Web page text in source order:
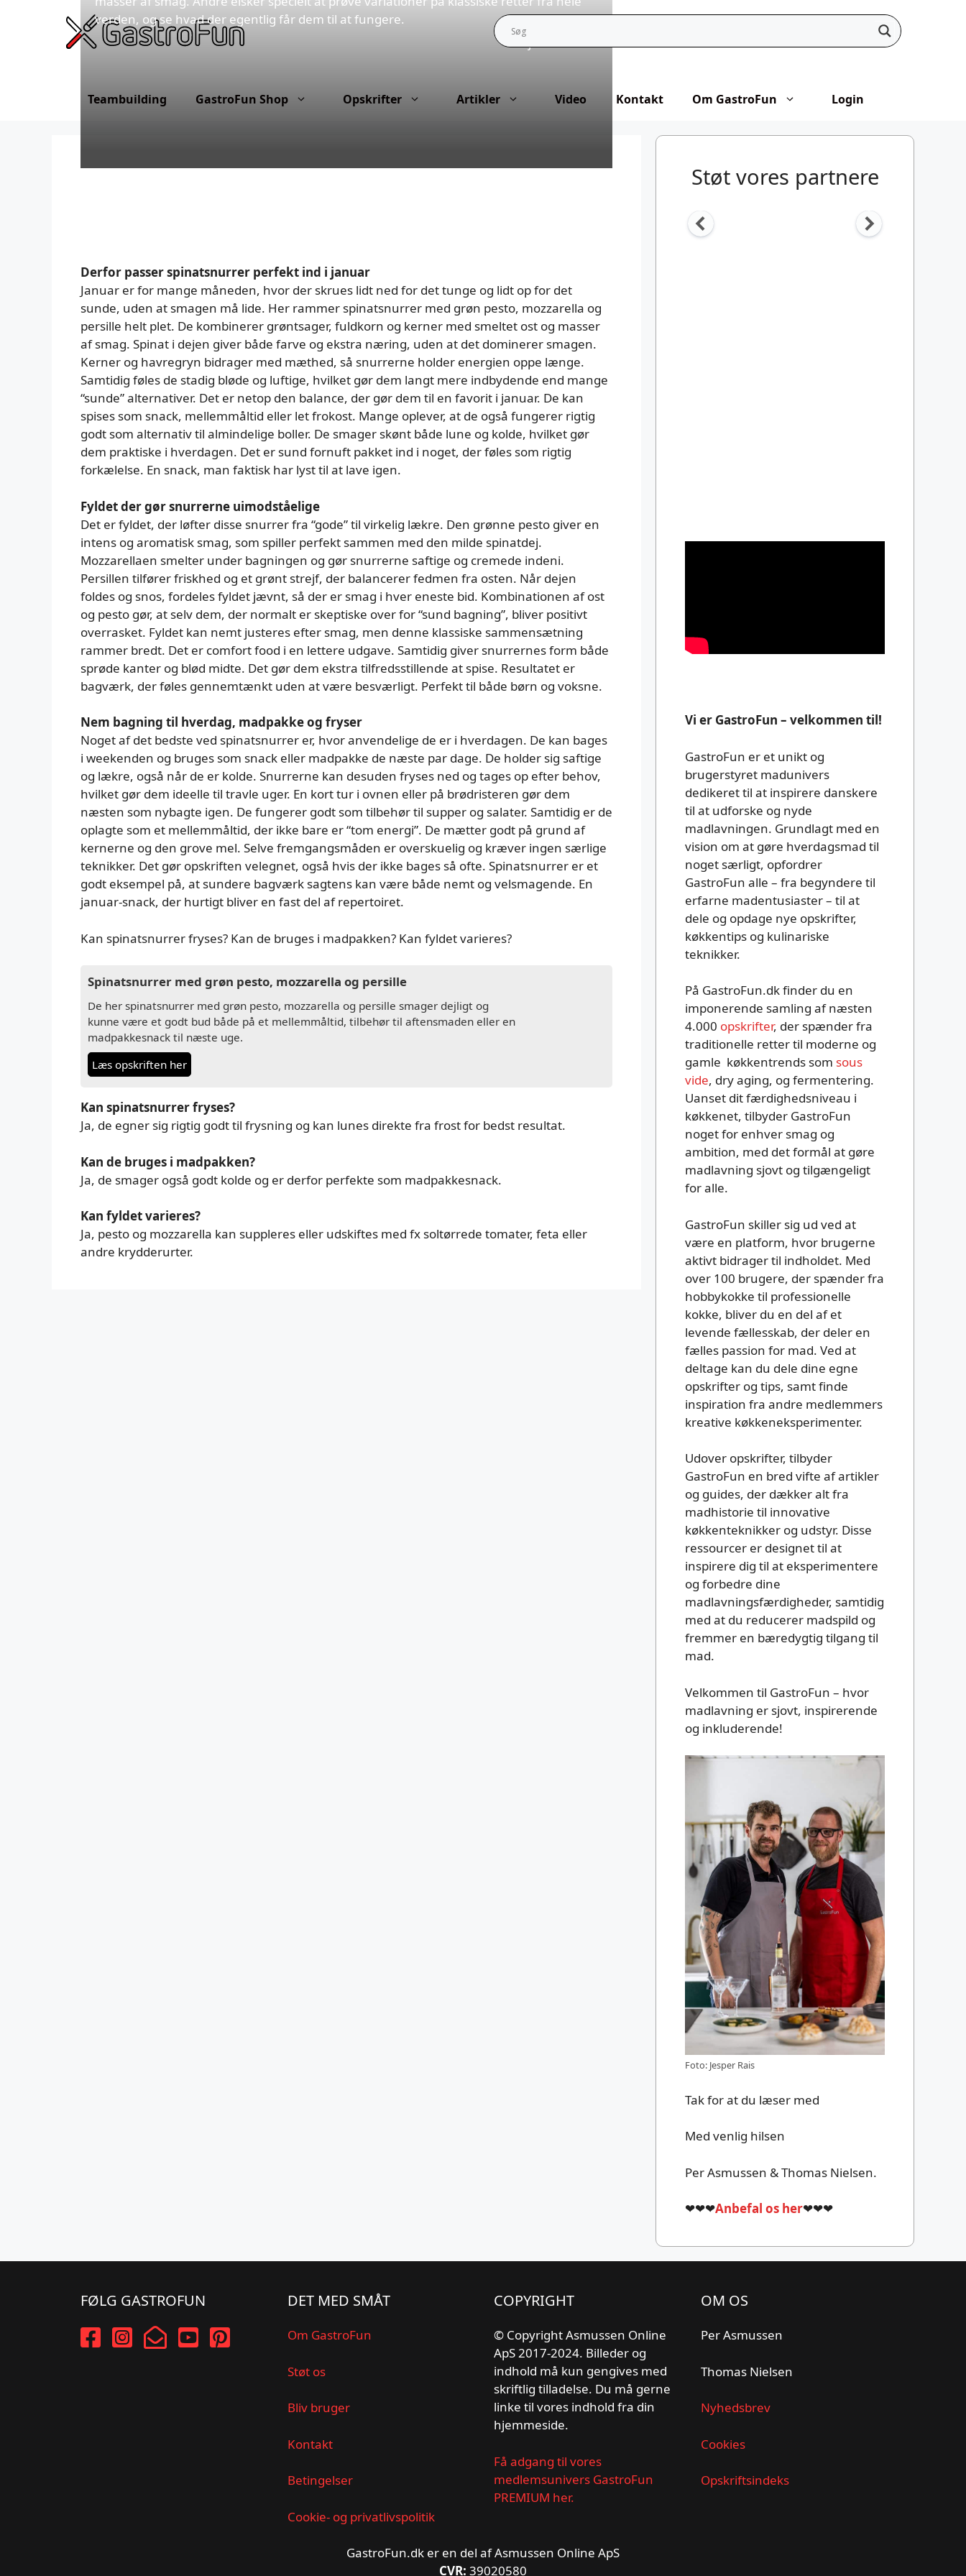
Teambuilding GastroFun Shop Opskrifter Artikler Video Kontakt Om GastroFun Login
verden, og se hvad der egentlig får dem til at fungere.
17. januar 2026
Derfor passer spinatsnurrer perfekt ind i januar
Januar er for mange måneden, hvor der skrues lidt ned for det tunge og lidt op for det
sunde, uden at smagen må lide. Her rammer spinatsnurrer med grøn pesto, mozzarella og
persille helt plet. De kombinerer grøntsager, fuldkorn og kerner med smeltet ost og masser
af smag. Spinat i dejen giver både farve og ekstra næring, uden at det dominerer smagen.
Kerner og havregryn bidrager med mæthed, så snurrerne holder energien oppe længe.
Samtidig føles de stadig bløde og luftige, hvilket gør dem langt mere indbydende end mange
“sunde” alternativer. Det er netop den balance, der gør dem til en favorit i januar. De kan
spises som snack, mellemmåltid eller let frokost. Mange oplever, at de også fungerer rigtig
godt som alternativ til almindelige boller. De smager skønt både lune og kolde, hvilket gør
dem praktiske i hverdagen. Det er sund fornuft pakket ind i noget, der føles som rigtig
forkælelse. En snack, man faktisk har lyst til at lave igen.
Fyldet der gør snurrerne uimodståelige
Det er fyldet, der løfter disse snurrer fra “gode” til virkelig lækre. Den grønne pesto giver en
intens og aromatisk smag, som spiller perfekt sammen med den milde spinatdej.
Mozzarellaen smelter under bagningen og gør snurrerne saftige og cremede indeni.
Persillen tilfører friskhed og et grønt strejf, der balancerer fedmen fra osten. Når dejen
foldes og snos, fordeles fyldet jævnt, så der er smag i hver eneste bid. Kombinationen af ost
og pesto gør, at selv dem, der normalt er skeptiske over for “sund bagning”, bliver positivt
overrasket. Fyldet kan nemt justeres efter smag, men denne klassiske sammensætning
rammer bredt. Det er comfort food i en lettere udgave. Samtidig giver snurrernes form både
sprøde kanter og blød midte. Det gør dem ekstra tilfredsstillende at spise. Resultatet er
bagværk, der føles gennemtænkt uden at være besværligt. Perfekt til både børn og voksne.
Nem bagning til hverdag, madpakke og fryser
Noget af det bedste ved spinatsnurrer er, hvor anvendelige de er i hverdagen. De kan bages
i weekenden og bruges som snack eller madpakke de næste par dage. De holder sig saftige
og lækre, også når de er kolde. Snurrerne kan desuden fryses ned og tages op efter behov,
hvilket gør dem ideelle til travle uger. En kort tur i ovnen eller på brødristeren gør dem
næsten som nybagte igen. De fungerer godt som tilbehør til supper og salater. Samtidig er de
oplagte som et mellemmåltid, der ikke bare er “tom energi”. De mætter godt på grund af
kernerne og den grove mel. Selve fremgangsmåden er overskuelig og kræver ingen særlige
teknikker. Det gør opskriften velegnet, også hvis der ikke bages så ofte. Spinatsnurrer er et
godt eksempel på, at sundere bagværk sagtens kan være både nemt og velsmagende. En
januar-snack, der hurtigt bliver en fast del af repertoiret.
Kan spinatsnurrer fryses? Kan de bruges i madpakken? Kan fyldet varieres?
Spinatsnurrer med grøn pesto, mozzarella og persille
De her spinatsnurrer med grøn pesto, mozzarella og persille smager dejligt og
kunne være et godt bud både på et mellemmåltid, tilbehør til aftensmaden eller en
madpakkesnack til næste uge.
Læs opskriften her
Kan spinatsnurrer fryses?
Ja, de egner sig rigtig godt til frysning og kan lunes direkte fra frost for bedst resultat.
Kan de bruges i madpakken?
Ja, de smager også godt kolde og er derfor perfekte som madpakkesnack.
Kan fyldet varieres?
Ja, pesto og mozzarella kan suppleres eller udskiftes med fx soltørrede tomater, feta eller
andre krydderurter.
Støt vores partnere
Vi er GastroFun – velkommen til!
GastroFun er et unikt og
brugerstyret madunivers
dedikeret til at inspirere danskere
til at udforske og nyde
madlavningen. Grundlagt med en
vision om at gøre hverdagsmad til
noget særligt, opfordrer
GastroFun alle – fra begyndere til
erfarne madentusiaster – til at
dele og opdage nye opskrifter,
køkkentips og kulinariske
teknikker.
På GastroFun.dk finder du en
imponerende samling af næsten
4.000 opskrifter, der spænder fra
traditionelle retter til moderne og
gamle køkkentrends som sous
vide, dry aging, og fermentering.
Uanset dit færdighedsniveau i
køkkenet, tilbyder GastroFun
noget for enhver smag og
ambition, med det formål at gøre
madlavning sjovt og tilgængeligt
for alle.
GastroFun skiller sig ud ved at
være en platform, hvor brugerne
aktivt bidrager til indholdet. Med
over 100 brugere, der spænder fra
hobbykokke til professionelle
kokke, bliver du en del af et
levende fællesskab, der deler en
fælles passion for mad. Ved at
deltage kan du dele dine egne
opskrifter og tips, samt finde
inspiration fra andre medlemmers
kreative køkkeneksperimenter.
Udover opskrifter, tilbyder
GastroFun en bred vifte af artikler
og guides, der dækker alt fra
madhistorie til innovative
køkkenteknikker og udstyr. Disse
ressourcer er designet til at
inspirere dig til at eksperimentere
og forbedre dine
madlavningsfærdigheder, samtidig
med at du reducerer madspild og
fremmer en bæredygtig tilgang til
mad.
Velkommen til GastroFun – hvor
madlavning er sjovt, inspirerende
og inkluderende!
Foto: Jesper Rais
Tak for at du læser med
Med venlig hilsen
Per Asmussen & Thomas Nielsen.
❤❤❤Anbefal os her❤❤❤
FØLG GASTROFUN DET MED SMÅT
Om GastroFun
Støt os
Bliv bruger
Kontakt
Betingelser
Cookie- og privatlivspolitik
COPYRIGHT
© Copyright Asmussen Online
ApS 2017-2024. Billeder og
indhold må kun gengives med
skriftlig tilladelse. Du må gerne
linke til vores indhold fra din
hjemmeside.
Få adgang til vores
medlemsunivers GastroFun
PREMIUM her.
OM OS
Per Asmussen
Thomas Nielsen
Nyhedsbrev
Cookies
Opskriftsindeks
GastroFun.dk er en del af Asmussen Online ApS
CVR: 39020580